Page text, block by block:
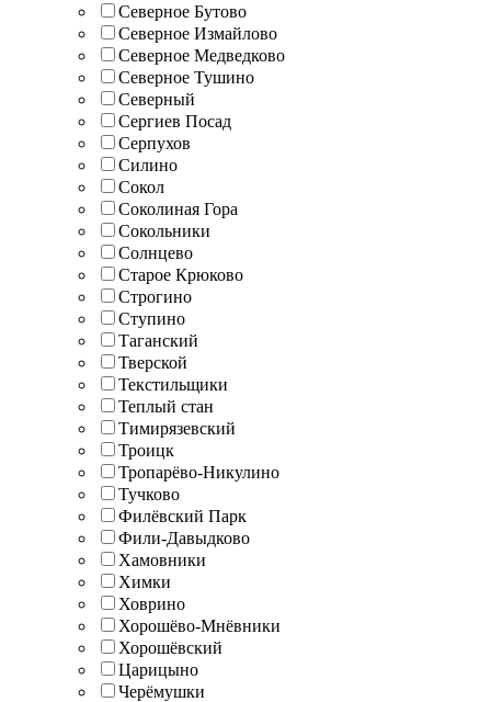
Северное Бутово
Северное Измайлово
Северное Медведково
Северное Тушино
Северный
Сергиев Посад
Серпухов
Силино
Сокол
Соколиная Гора
Сокольники
Солнцево
Старое Крюково
Строгино
Ступино
Таганский
Тверской
Текстильщики
Теплый стан
Тимирязевский
Троицк
Тропарёво-Никулино
Тучково
Филёвский Парк
Фили-Давыдково
Хамовники
Химки
Ховрино
Хорошёво-Мнёвники
Хорошёвский
Царицыно
Черёмушки